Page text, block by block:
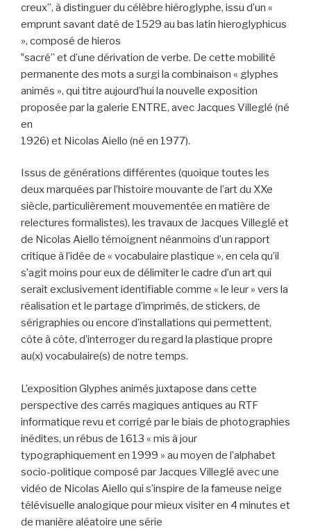
creux”, à distinguer du célèbre hiéroglyphe, issu d’un «
emprunt savant daté de 1529 au bas latin hieroglyphicus
», composé de hieros
‟sacré” et d’une dérivation de verbe. De cette mobilité
permanente des mots a surgi la combinaison « glyphes
animés », qui titre aujourd’hui la nouvelle exposition
proposée par la galerie ENTRE, avec Jacques Villeglé (né
en
1926) et Nicolas Aiello (né en 1977).
Issus de générations différentes (quoique toutes les
deux marquées par l’histoire mouvante de l’art du XXe
siècle, particulièrement mouvementée en matière de
relectures formalistes), les travaux de Jacques Villeglé et
de Nicolas Aiello témoignent néanmoins d’un rapport
critique à l’idée de « vocabulaire plastique », en cela qu’il
s’agit moins pour eux de délimiter le cadre d’un art qui
serait exclusivement identifiable comme « le leur » vers la
réalisation et le partage d’imprimés, de stickers, de
sérigraphies ou encore d’installations qui permettent,
côte à côte, d’interroger du regard la plastique propre
au(x) vocabulaire(s) de notre temps.
L’exposition Glyphes animés juxtapose dans cette
perspective des carrés magiques antiques au RTF
informatique revu et corrigé par le biais de photographies
inédites, un rébus de 1613 « mis à jour
typographiquement en 1999 » au moyen de l’alphabet
socio-politique composé par Jacques Villeglé avec une
vidéo de Nicolas Aiello qui s’inspire de la fameuse neige
télévisuelle analogique pour mieux visiter en 4 minutes et
de manière aléatoire une série